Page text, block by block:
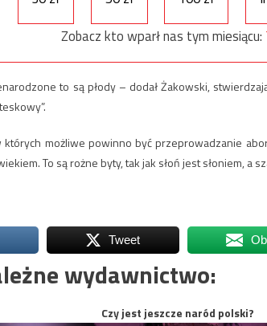
Zobacz kto wparł nas tym miesiącu:
to są płody – dodał Żakowski,
możliwe powinno być przeprowadzanie
To są rożne byty, tak jak słoń jest słoniem, a
Tweet
wydawnictwo:
Czy jest jeszcze naród polski?